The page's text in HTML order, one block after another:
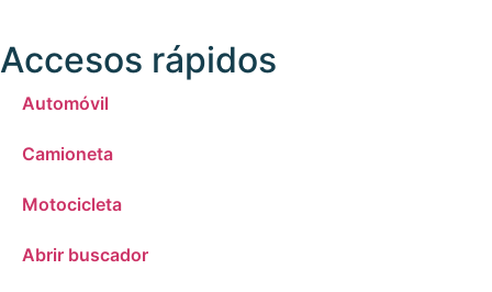
Accesos rápidos
Automóvil
Camioneta
Motocicleta
Abrir buscador